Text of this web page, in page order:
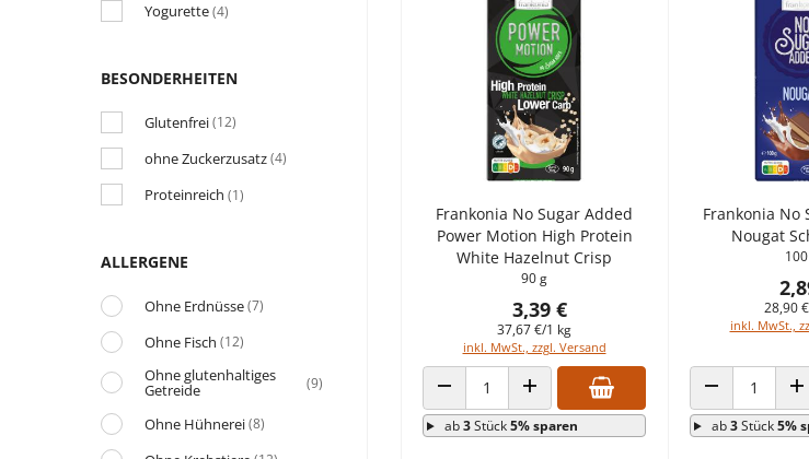
Yogurette(4)
BESONDERHEITEN
Glutenfrei(12)
ohne Zuckerzusatz(4)
Proteinreich (1)
ALLERGENE
Ohne Erdnüsse(7)
Ohne Fisch (12)
Ohne glutenhaltiges
Getreide (9)
Ohne Hühnerei(8)
Frankonia No Sugar Added
Power Motion High Protein
White Hazelnut Crisp
90 g
3,39 €
37,67 €/1 kg
inkl. MwSt., zzgl. Versand
ANZAHL VERRINGERNANZAHL ERHÖHEN
ab3Stück5% sparen
Frankonia No
Nougat
28,90
inkl. MwSt.,
ANZAHL
ab3Stück5%